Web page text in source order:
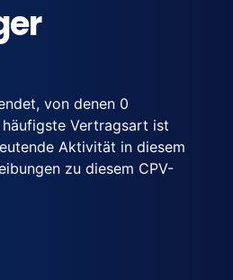
von denen 0
Vertragsart ist
Aktivität in diesem
zu diesem CPV-